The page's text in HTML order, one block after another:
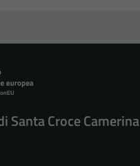
Santa Croce Camerina